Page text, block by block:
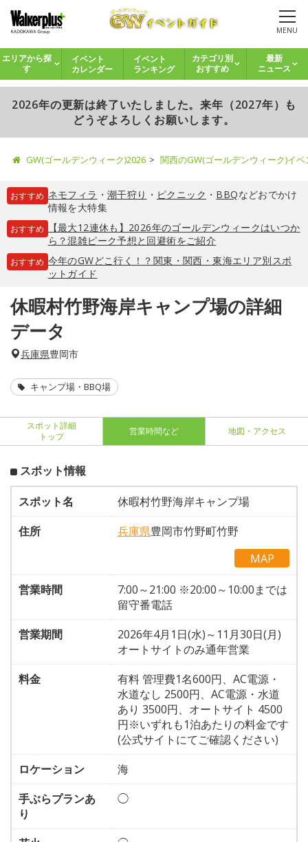
MENU
エリアから探
す
イベント
カレンダー
イベント
ランキング
カテゴリ別
おすすめ
最新
ニュース
2026年の更新は終了いたしました。来年（2027年）も
どうぞよろしくお願いします。
GW(ゴールデンウィーク)2026 関西のGW(ゴールデンウィーク)イ
おすすめ ネモフィラ ・ 潮干狩り ・ ピクニック ・ BBQなどおでかけ
情報を大特集
おすすめ
【最大12連休も】2026年のゴールデンウィークはいつか
ら？混雑ピーク予想と回避術をご紹介
おすすめ 今年のGWどこ行く！？関東・関西・東海エリア別スポ
ットガイド
休暇村竹野海岸キャンプ場の詳細
データ
兵庫県豊岡市
キャンプ場・BBQ場
スポット詳細
トップ
営業時間など 地図・アクセス
スポット情報
スポット名
休暇村竹野海岸キャンプ場
住所
兵庫県豊岡市竹野町竹野
MAP
営業時間
7:00～21:00 ※20:00～10:00までは
留守番電話
営業期間
2026年4月1日(水)～11月30日(月)
オートサイトのみ通年営業
料金
有料 管理費1名600円、AC電源・
水道なし 2500円、AC電源・水道
あり 3500円、オートサイト 4500
円※いずれも1泊あたりの料金です
(公式サイトにてご確認ください)
ロケーション
海
手ぶらプランあ
り
◯